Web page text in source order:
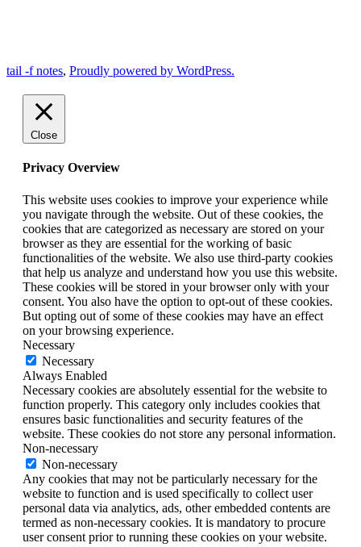
tail -f notes, Proudly powered by WordPress.
Close
Privacy Overview
This website uses cookies to improve your experience while
you navigate through the website. Out of these cookies, the
cookies that are categorized as necessary are stored on your
browser as they are essential for the working of basic
functionalities of the website. We also use third-party cookies
that help us analyze and understand how you use this website.
These cookies will be stored in your browser only with your
consent. You also have the option to opt-out of these cookies.
But opting out of some of these cookies may have an effect
on your browsing experience.
Necessary
Necessary
Always Enabled
Necessary cookies are absolutely essential for the website to
function properly. This category only includes cookies that
ensures basic functionalities and security features of the
website. These cookies do not store any personal information.
Non-necessary
Non-necessary
Any cookies that may not be particularly necessary for the
website to function and is used specifically to collect user
personal data via analytics, ads, other embedded contents are
termed as non-necessary cookies. It is mandatory to procure
user consent prior to running these cookies on your website.